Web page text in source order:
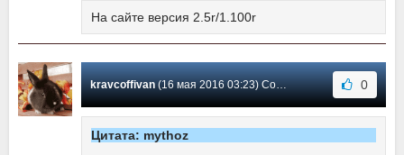
На сайте версия 2.5r/1.100r
kravcoffivan(16 мая 2016 03:23) Сообщение #54 0
Цитата: mythoz